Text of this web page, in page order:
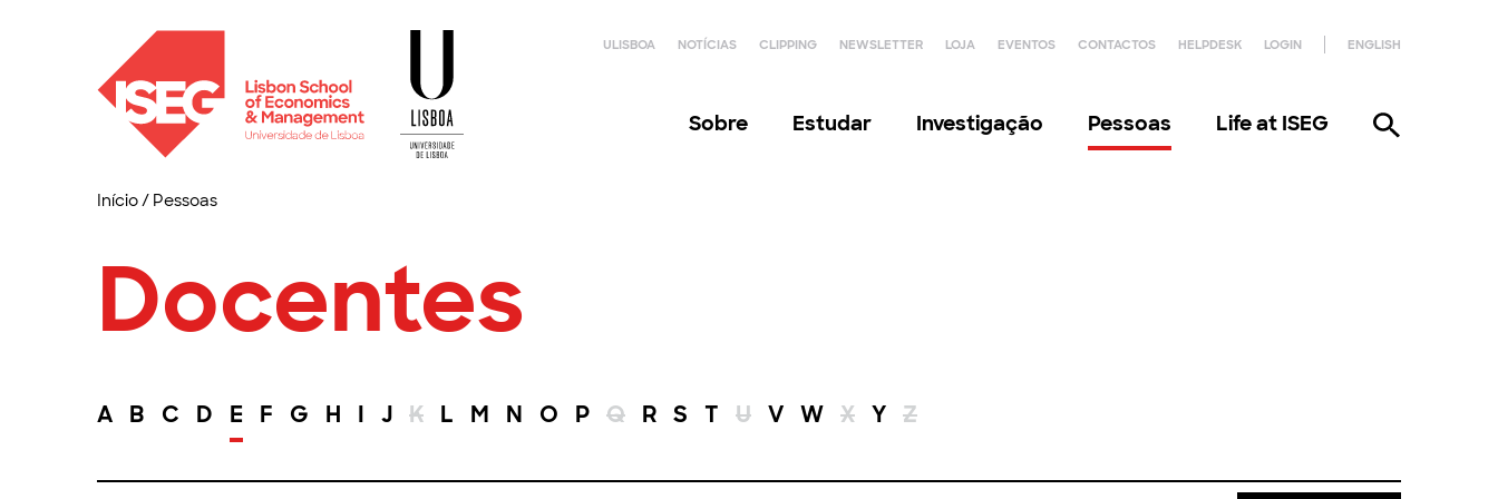
ULISBOA NOTÍCIAS CLIPPING NEWSLETTER LOJA EVENTOS CONTACTOS HELPDESK LOGIN ENGLISH
Sobre Estudar Investigação Pessoas Life at ISEG
Início/ Pessoas
Docentes
A B C D E F G H I J K L M N O P Q R S T U V W X Y Z